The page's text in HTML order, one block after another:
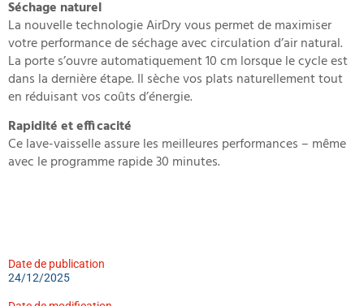
Séchage naturel
La nouvelle technologie AirDry vous permet de maximiser
votre performance de séchage avec circulation d’air natural.
La porte s’ouvre automatiquement 10 cm lorsque le cycle est
dans la dernière étape. Il sèche vos plats naturellement tout
en réduisant vos coûts d’énergie.
Rapidité et efficacité
Ce lave-vaisselle assure les meilleures performances – même
avec le programme rapide 30 minutes.
Date de publication
24/12/2025